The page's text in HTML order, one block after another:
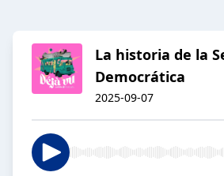
La historia de la
Democrática
2025-09-07